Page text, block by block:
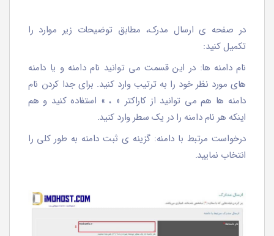
در صفحه ی ارسال مدرک، مطابق توضیحات زیر موارد را
تکمیل کنید:
نام دامنه ها: در این قسمت می توانید نام دامنه و یا دامنه
های مورد نظر خود را به ترتیب وارد کنید. برای جدا کردن نام
دامنه ها هم می توانید از کاراکتر « ، » استفاده کنید و هم
اینکه هر نام دامنه را در یک سطر وارد کنید.
درخواست مرتبط با دامنه: گزینه ی ثبت دامنه به طور کلی را
انتخاب نمایید.